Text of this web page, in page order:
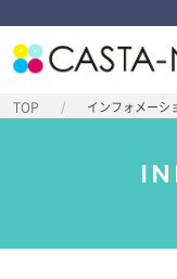
TOP インフォメーシ